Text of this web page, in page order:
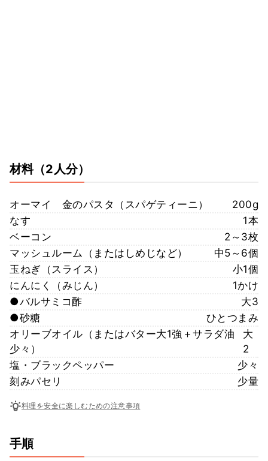
材料（2人分）
オーマイ 金のパスタ（スパゲティーニ）
200g
なす
1本
ベーコン
2～3枚
マッシュルーム（またはしめじなど）
中5～6個
玉ねぎ（スライス）
小1個
にんにく（みじん）
1かけ
●バルサミコ酢
大3
●砂糖
ひとつまみ
オリーブオイル（またはバター大1強＋サラダ油
少々）
大
2
塩・ブラックペッパー
少々
刻みパセリ
少量
料理を安全に楽しむための注意事項
手順